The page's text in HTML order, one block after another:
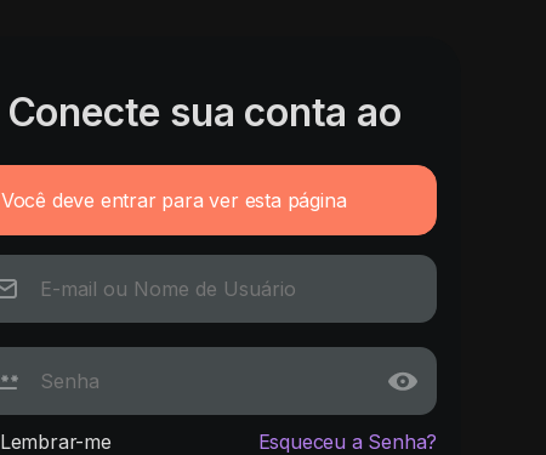
Conecte sua conta ao
Você deve entrar para ver esta página
Lembrar-me Esqueceu a Senha?